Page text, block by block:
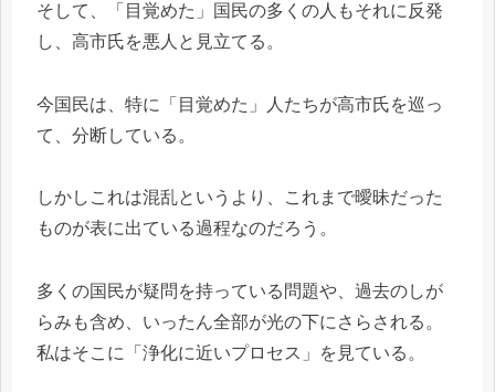
そして、「目覚めた」国民の多くの人もそれに反発
し、高市氏を悪人と見立てる。
今国民は、特に「目覚めた」人たちが高市氏を巡っ
て、分断している。
しかしこれは混乱というより、これまで曖昧だった
ものが表に出ている過程なのだろう。
多くの国民が疑問を持っている問題や、過去のしが
らみも含め、いったん全部が光の下にさらされる。
私はそこに「浄化に近いプロセス」を見ている。